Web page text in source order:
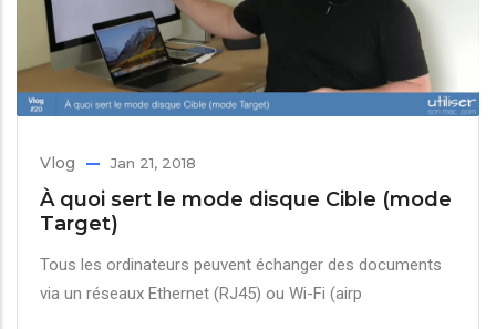
Vlog Jan 21, 2018
À quoi sert le mode disque Cible (mode
Target)
Tous les ordinateurs peuvent échanger des documents
via un réseaux Ethernet (RJ45) ou Wi-Fi (airp